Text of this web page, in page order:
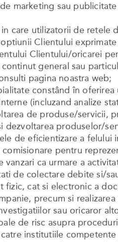
marketing sau
care utilizatorii de retele
Clientului
Clientului/oricarei
general sau
pagina noastra web;
constând în
(incluzand analize
de produse/servicii,
dezvoltarea produselor/
de eficientizare a felului
pentru
vanzari ca urmare a
de colectare debite si/
fizic, cat si electronic a
precum si
sau oricaror
de risc asupra
institutiile